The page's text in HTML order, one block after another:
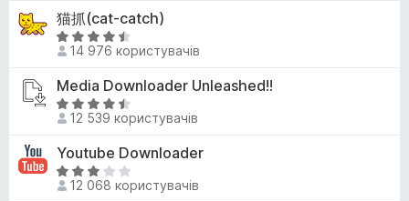
5
3
,
6
5
і
н
к
3
,
7
5
猫抓(cat-catch)
О
ц
і
н
к
4
,
6
14 976 користувачів
Media Downloader Unleashed!!
О
ц
і
н
к
12 539 користувачів
Youtube Downloader
О
ц 12 068 користувачів